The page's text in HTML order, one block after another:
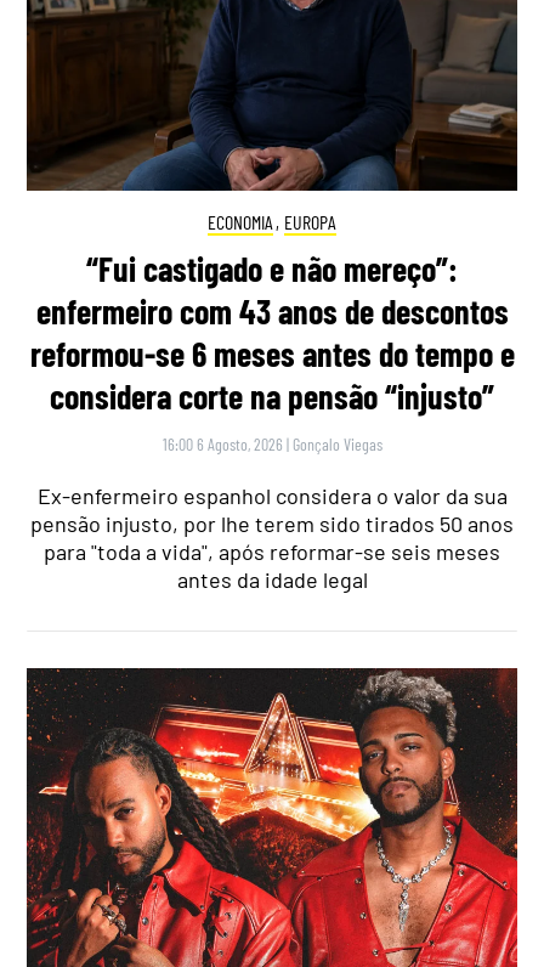
ECONOMIA , EUROPA
“Fui castigado e não mereço”:
enfermeiro com 43 anos de descontos
reformou-se 6 meses antes do tempo e
considera corte na pensão “injusto”
16:00 6 Agosto, 2026 | Gonçalo Viegas
Ex-enfermeiro espanhol considera o valor da sua
pensão injusto, por lhe terem sido tirados 50 anos
para "toda a vida", após reformar-se seis meses
antes da idade legal